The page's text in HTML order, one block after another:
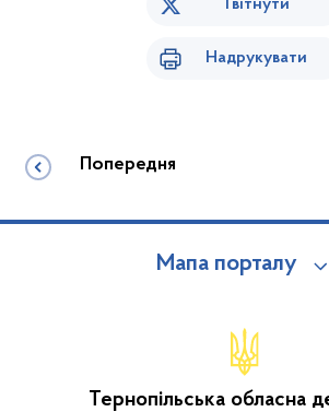
Твітнути
Надрукувати
Попередня
Мапа порталу
Тернопільська обласна